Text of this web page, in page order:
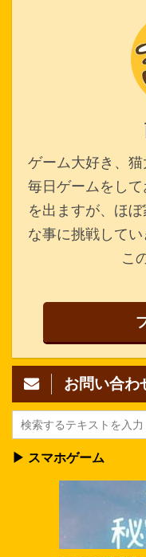
ゲーム大好き、
毎日ゲームをし
を出ますが、ほ
な事に挑戦して
こ
お問い合わ
▶ スマホゲーム